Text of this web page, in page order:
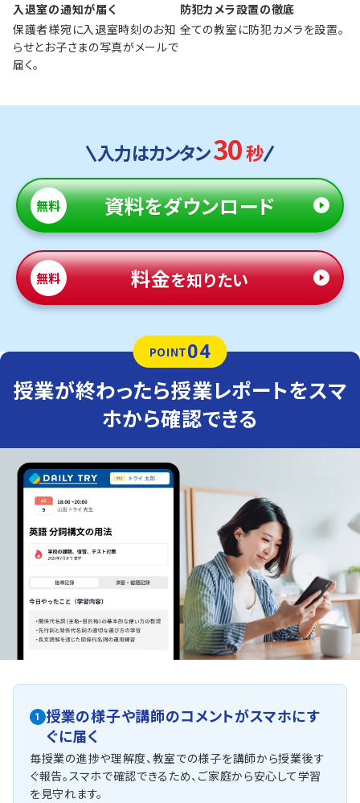
入退室の通知が届く
保護者様宛に入退室時刻のお知
らせとお子さまの写真がメールで
届く。
防犯カメラ設置の徹底
全ての教室に防犯カメラを設置。
入力はカンタン30秒
無料 資料をダウンロード
無料 料金を知りたい
POINT04
授業が終わったら授業レポートをスマ
ホから確認できる
1
授業の様子や講師のコメントがスマホにす
ぐに届く
毎授業の進捗や理解度、教室での様子を講師から授業後す
ぐ報告。スマホで確認できるため、ご家庭から安心して学習
を見守れます。